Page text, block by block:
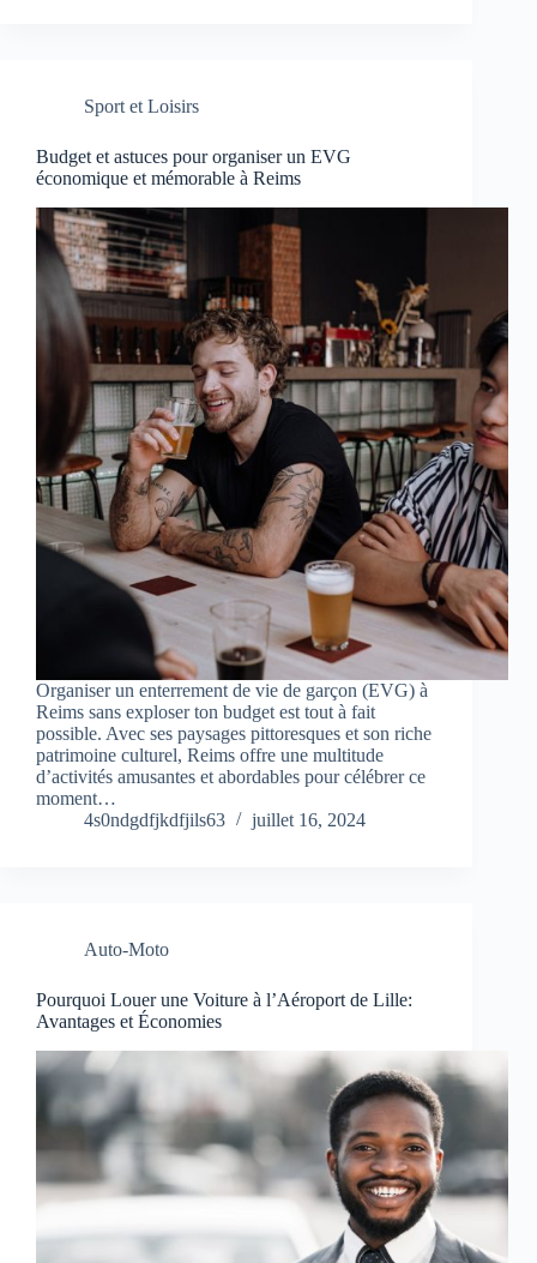
Sport et Loisirs
Budget et astuces pour organiser un EVG
économique et mémorable à Reims
Organiser un enterrement de vie de garçon (EVG) à
Reims sans exploser ton budget est tout à fait
possible. Avec ses paysages pittoresques et son riche
patrimoine culturel, Reims offre une multitude
d’activités amusantes et abordables pour célébrer ce
moment…
4s0ndgdfjkdfjils63
juillet 16, 2024
Auto-Moto
Pourquoi Louer une Voiture à l’Aéroport de Lille:
Avantages et Économies